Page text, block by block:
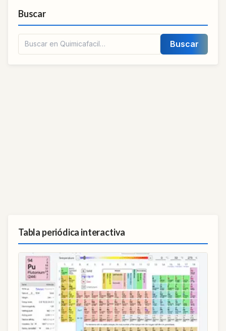
Buscar
Buscar
Tabla periódica interactiva